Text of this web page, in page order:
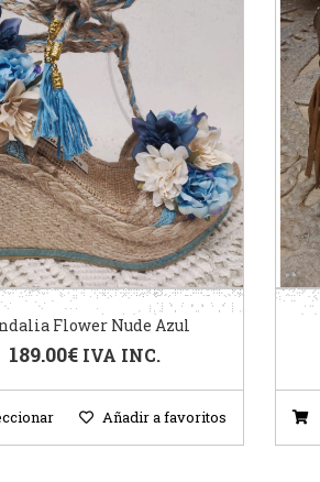
Flower Nude Azul
189.00€ IVA INC.
Añadir a favoritos